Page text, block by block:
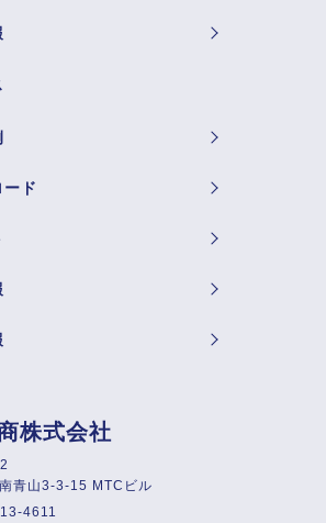
ード
株式会社
青山3-3-15 MTCビル
4611